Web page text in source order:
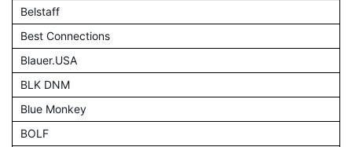
Belstaff
Best Connections
Blauer.USA
BLK DNM
Blue Monkey
BOLF